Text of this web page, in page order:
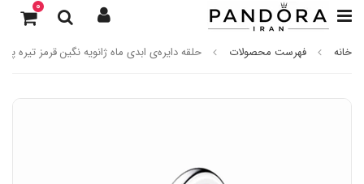
0
خانه فهرست محصولات حلقه دایره‌ی ابدی ماه ژانویه نگین قرمز تیره